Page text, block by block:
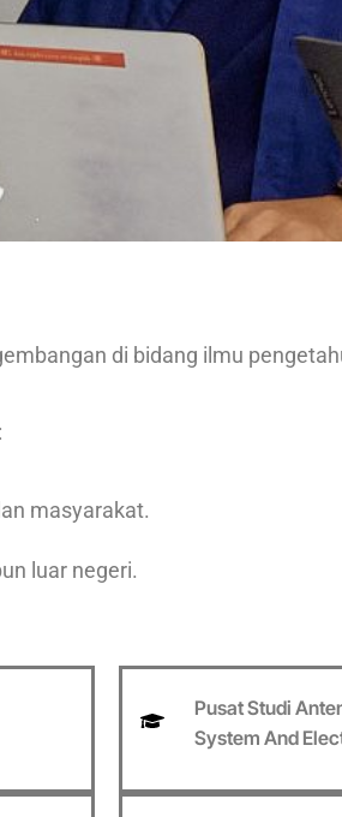
di bidang ilmu
masyarakat.
luar negeri.
Pusat Studi
System And